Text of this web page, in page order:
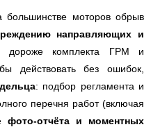
большинстве моторов обрыв
направляющих и
дороже комплекта ГРМ и
действовать без ошибок,
: подбор регламента и
перечня работ (включая
фото-отчёта и моментных